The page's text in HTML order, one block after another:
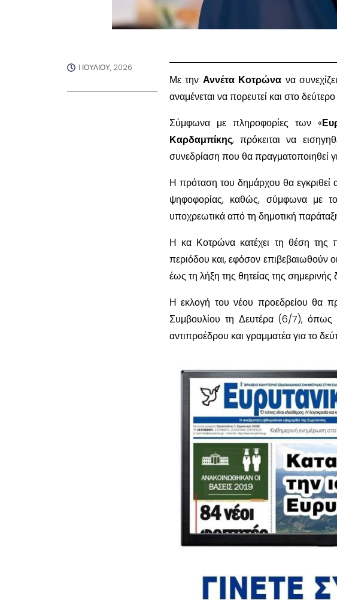
1 ΙΟΥΛΊΟΥ, 2026
Με την Αννέτα Κοτρώνα να
αναμένεται να πορευτεί και στο
Σύμφωνα με πληροφορίες των «
Καρδαμπίκης, πρόκειται να
συνεδρίαση που θα πραγματοποιηθεί
Η πρόταση του δημάρχου θα
ψηφοφορίας, καθώς, σύμφωνα με το
υποχρεωτικά από τη δημοτική
Η κα Κοτρώνα κατέχει τη θέση της
περιόδου και, εφόσον επιβεβαιωθούν
έως τη λήξη της θητείας της σημερινής
Η εκλογή του νέου προεδρείου θα
Συμβουλίου τη Δευτέρα (6/7), όπως
αντιπροέδρου και γραμματέα για το